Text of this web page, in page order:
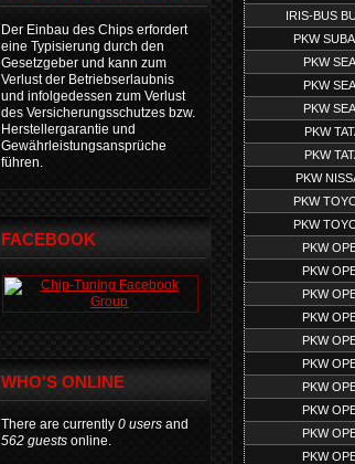
IRIS-BUS
PKW
PKW
PKW
PKW
PKW
PKW
PKW
PKW
PKW
PKW
PKW
PKW
PKW
PKW
PKW
PKW
PKW
PKW
PKW
Der Einbau des Chips erfordert
eine Typisierung durch den
Gesetzgeber und kann zum
Verlust der Betriebserlaubnis
und infolgedessen zum Verlust
des Versicherungsschutzes bzw.
Herstellergarantie und
Gewährleistungsansprüche
führen.
FACEBOOK
WHO'S ONLINE
There are currently 0 users and
562 guests online.